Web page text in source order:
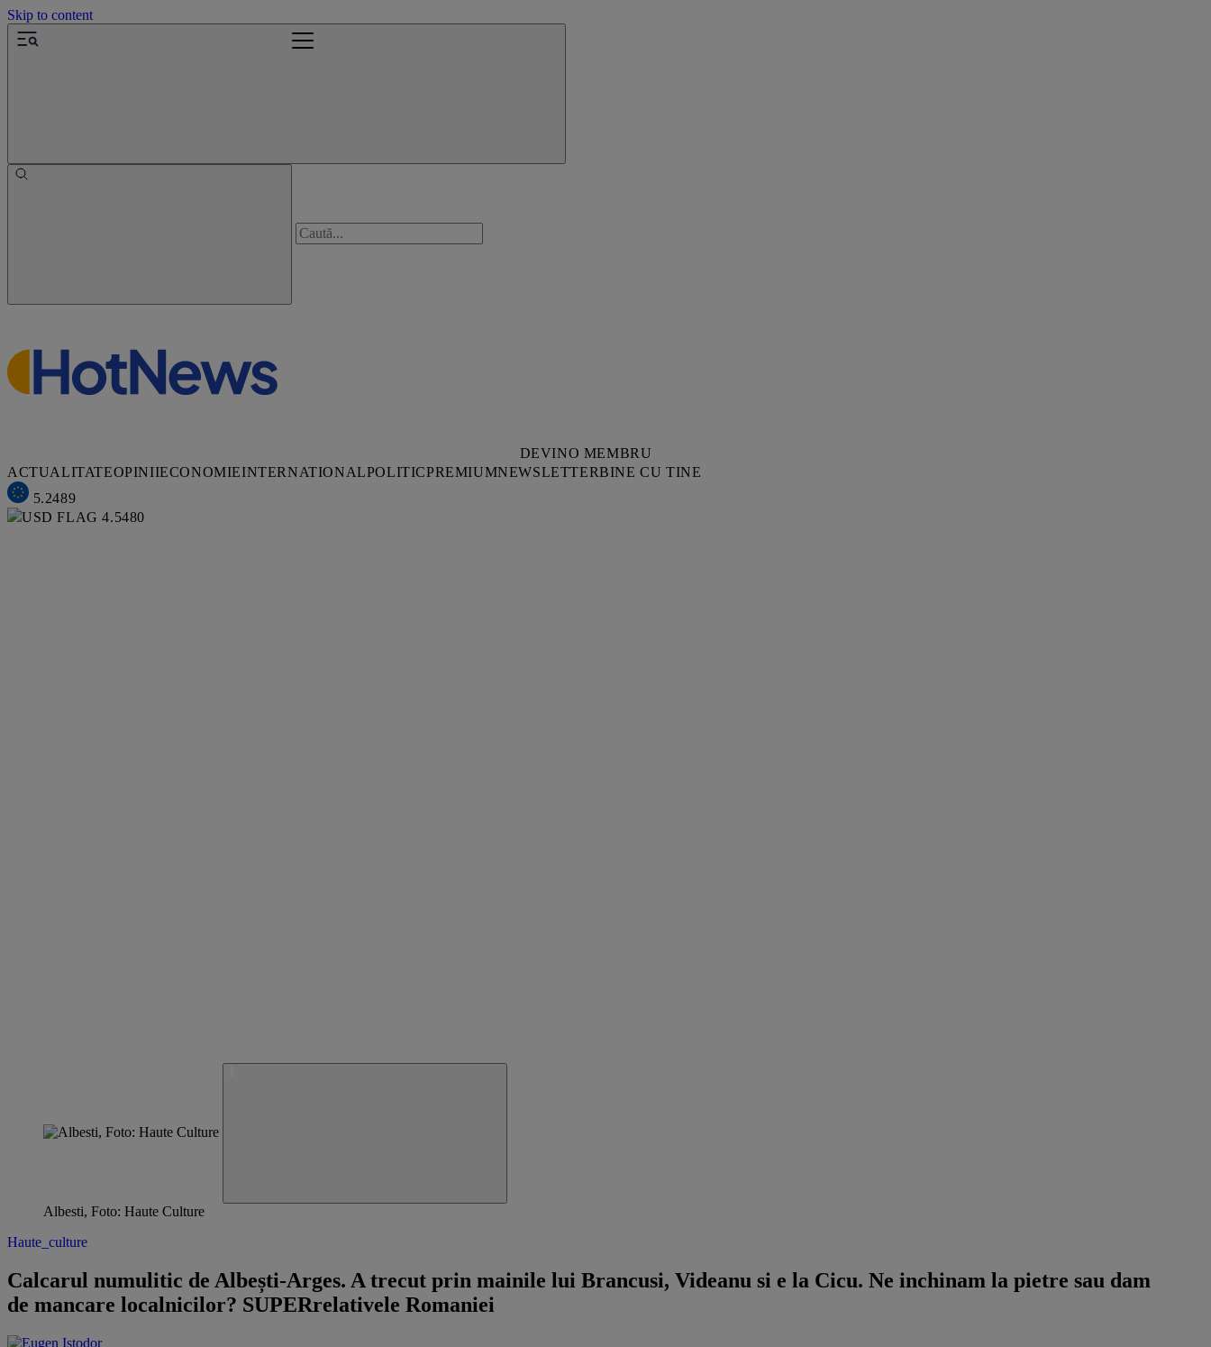
Skip to content
DEVINO MEMBRU
ACTUALITATEOPINIIECONOMIEINTERNATIONALPOLITICPREMIUMNEWSLETTERBINE CU TINE
5.2489
4.5480
Albesti, Foto: Haute Culture
Haute_culture
Calcarul numulitic de Albești-Arges. A trecut prin mainile lui Brancusi, Videanu si e la Cicu. Ne inchinam la pietre sau dam
de mancare localnicilor? SUPERrelativele Romaniei